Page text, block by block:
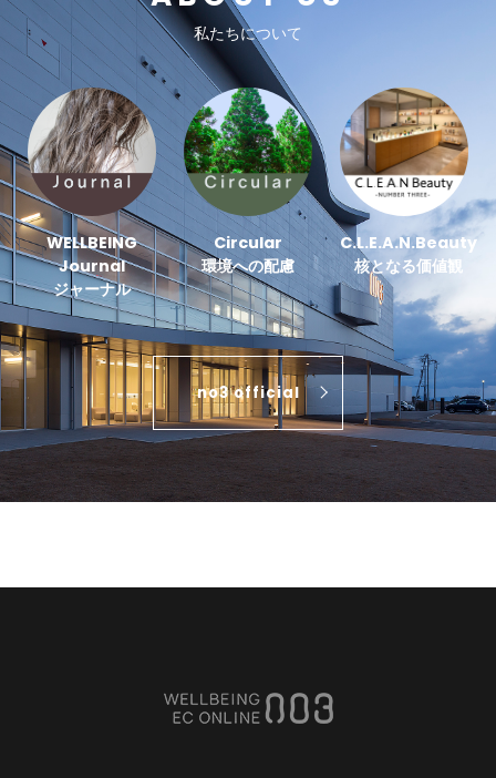
私たちについて
WELLBEING
Journal
ジャーナル
Circular
環境への配慮
C.L.E.A.N.Beauty
核となる価値観
no3 official